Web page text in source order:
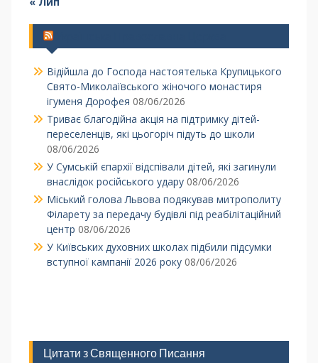
Відійшла до Господа настоятелька Крупицького
Свято-Миколаївського жіночого монастиря
ігуменя Дорофея 08/06/2026
Триває благодійна акція на підтримку дітей-
переселенців, які цьогоріч підуть до школи
08/06/2026
У Сумській єпархії відспівали дітей, які загинули
внаслідок російського удару 08/06/2026
Міський голова Львова подякував митрополиту
Філарету за передачу будівлі під реабілітаційний
центр 08/06/2026
У Київських духовних школах підбили підсумки
вступної кампанії 2026 року 08/06/2026
Цитати з Священного Писання